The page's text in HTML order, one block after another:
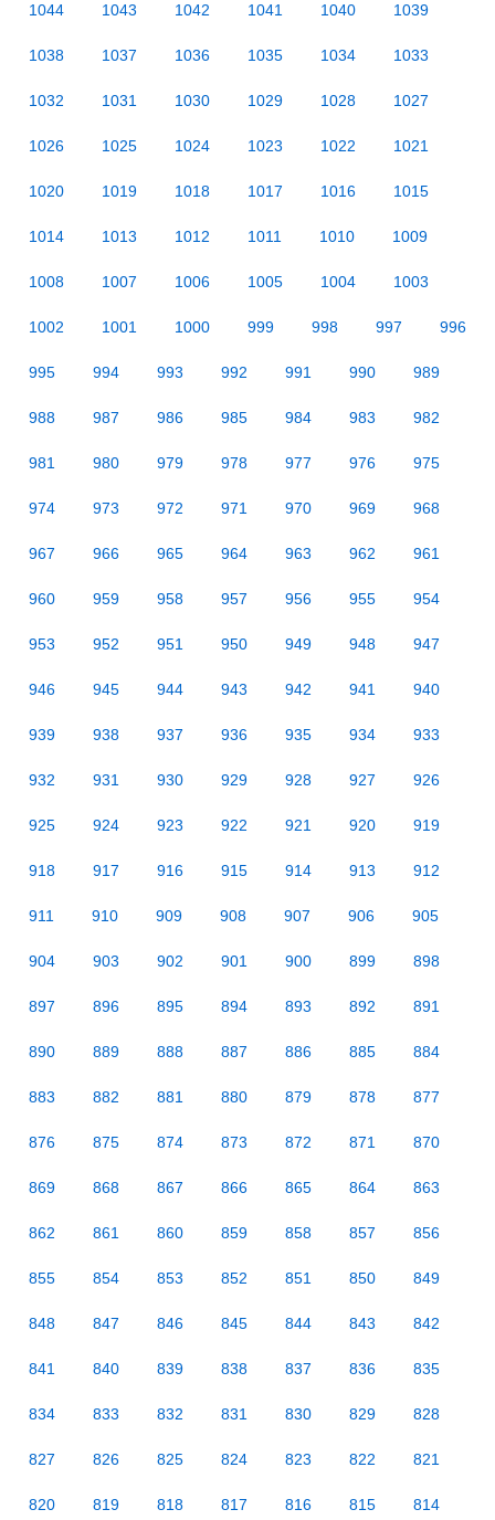
1044 1043 1042 1041 1040 1039
1038 1037 1036 1035 1034 1033
1032 1031 1030 1029 1028 1027
1026 1025 1024 1023 1022 1021
1020 1019 1018 1017 1016 1015
1014 1013 1012 1011 1010 1009
1008 1007 1006 1005 1004 1003
1002 1001 1000 999 998 997 996
995 994 993 992 991 990 989
988 987 986 985 984 983 982
981 980 979 978 977 976 975
974 973 972 971 970 969 968
967 966 965 964 963 962 961
960 959 958 957 956 955 954
953 952 951 950 949 948 947
946 945 944 943 942 941 940
939 938 937 936 935 934 933
932 931 930 929 928 927 926
925 924 923 922 921 920 919
918 917 916 915 914 913 912
911 910 909 908 907 906 905
904 903 902 901 900 899 898
897 896 895 894 893 892 891
890 889 888 887 886 885 884
883 882 881 880 879 878 877
876 875 874 873 872 871 870
869 868 867 866 865 864 863
862 861 860 859 858 857 856
855 854 853 852 851 850 849
848 847 846 845 844 843 842
841 840 839 838 837 836 835
834 833 832 831 830 829 828
827 826 825 824 823 822 821
820 819 818 817 816 815 814